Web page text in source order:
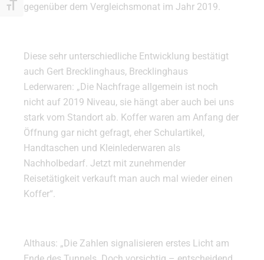
Schrift vergrößern
gegenüber dem Vergleichsmonat im Jahr 2019.
Diese sehr unterschiedliche Entwicklung bestätigt
auch Gert Brecklinghaus, Brecklinghaus
Lederwaren: „Die Nachfrage allgemein ist noch
nicht auf 2019 Niveau, sie hängt aber auch bei uns
stark vom Standort ab. Koffer waren am Anfang der
Öffnung gar nicht gefragt, eher Schulartikel,
Handtaschen und Kleinlederwaren als
Nachholbedarf. Jetzt mit zunehmender
Reisetätigkeit verkauft man auch mal wieder einen
Koffer“.
Althaus: „Die Zahlen signalisieren erstes Licht am